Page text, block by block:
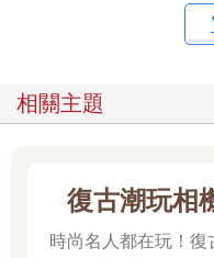
相關主題
復古潮玩相
時尚名人都在玩！復